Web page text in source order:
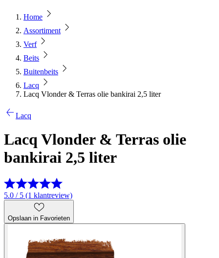
Home
Assortiment
Verf
Beits
Buitenbeits
Lacq
Lacq Vlonder & Terras olie bankirai 2,5 liter
Lacq
Lacq Vlonder & Terras olie
bankirai 2,5 liter
5.0 / 5 (1 klantreview)
Opslaan in Favorieten